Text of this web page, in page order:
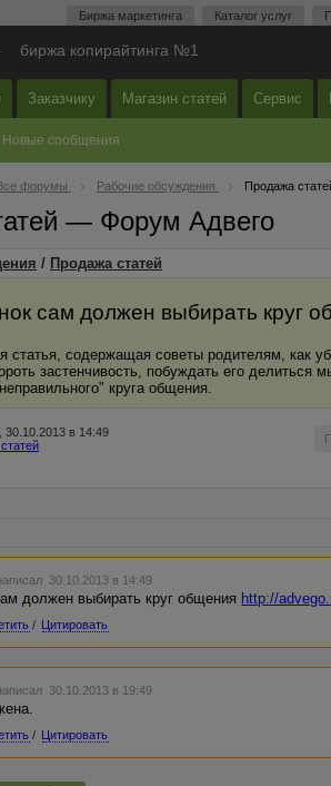
Биржа маркетинга Каталог услуг
биржа копирайтинга №1
Заказчику Магазин статей Сервис
Новые сообщения
форумы Рабочие обсуждения Продажа
— Форум Адвего
/ Продажа статей
сам должен выбирать круг
статья, содержащая советы родителям, как
застенчивость, побуждать его делиться
круга общения.
30.10.2013 в 14:49
30.10.2013 в 14:49
должен выбирать круг общения http://
/ Цитировать
30.10.2013 в 19:49
/ Цитировать